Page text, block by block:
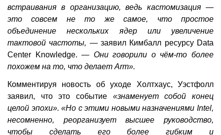
встраивания в организацию, ведь кастомизация —
это совсем не то же самое, что простое
объединение нескольких ядер или увеличение
тактовой частоты, —заявил Кимбалл ресурсу Data
Center Knowledge.— Они говорили о чём-то более
похожем на то, что делает Arm».
Комментируя новость об уходе Холтхаус, Уэстфолл
заявил, что это событие «знаменует собой конец
целой эпохи». «Но с этими новыми назначениями Intel,
несомненно, реорганизует высшее руководство,
чтобы сделать его более гибким и